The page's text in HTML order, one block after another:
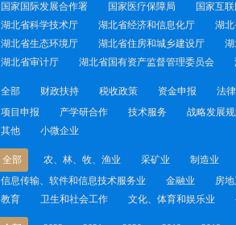
国家国际发展合作署
国家医疗保障局
国家互
湖北省科学技术厅
湖北省经济和信息化厅
湖
湖北省生态环境厅
湖北省住房和城乡建设厅
湖北省审计厅
湖北省国有资产监督管理委员会
全部 财政扶持 税收政策 资金申报
法
项目申报
产学研合作 技术服务
战略发展
其他
小微企业
全部 农、林、牧、渔业 采矿业
制造业
信息传输、软件和信息技术服务业
金融业
房
教育
卫生和社会工作 文化、体育和娱乐业